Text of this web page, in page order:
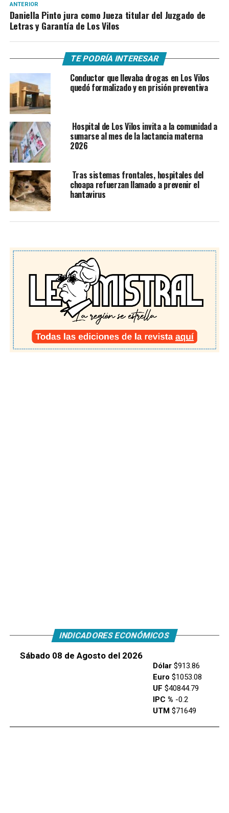
ANTERIOR
Daniella Pinto jura como Jueza titular del Juzgado de
Letras y Garantía de Los Vilos
TE PODRÍA INTERESAR
Conductor que llevaba drogas en Los Vilos
quedó formalizado y en prisión preventiva
Hospital de Los Vilos invita a la comunidad a
sumarse al mes de la lactancia materna
2026
Tras sistemas frontales, hospitales del
choapa refuerzan llamado a prevenir el
hantavirus
INDICADORES ECONÓMICOS
Sábado 08 de Agosto del 2026
Dólar$913.86
Euro $1053.08
UF $40844.79
IPC % -0.2
UTM$71649